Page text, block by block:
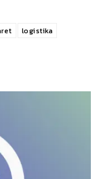
logistika